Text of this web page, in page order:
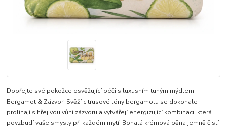
Dopřejte své pokožce osvěžující péči s luxusním tuhým mýdlem
Bergamot & Zázvor. Svěží citrusové tóny bergamotu se dokonale
prolínají s hřejivou vůní zázvoru a vytvářejí energizující kombinaci, která
povzbudí vaše smysly při každém mytí. Bohatá krémová pěna jemně čistí